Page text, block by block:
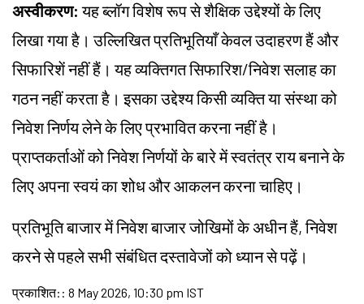
अस्वीकरण: यह ब्लॉग विशेष रूप से शैक्षिक उद्देश्यों के लिए
लिखा गया है। उल्लिखित प्रतिभूतियाँ केवल उदाहरण हैं और
सिफारिशें नहीं हैं। यह व्यक्तिगत सिफारिश/निवेश सलाह का
गठन नहीं करता है। इसका उद्देश्य किसी व्यक्ति या संस्था को
निवेश निर्णय लेने के लिए प्रभावित करना नहीं है।
प्राप्तकर्ताओं को निवेश निर्णयों के बारे में स्वतंत्र राय बनाने के
लिए अपना स्वयं का शोध और आकलन करना चाहिए।
प्रतिभूति बाजार में निवेश बाजार जोखिमों के अधीन हैं, निवेश
करने से पहले सभी संबंधित दस्तावेजों को ध्यान से पढ़ें।
प्रकाशित: : 8 May 2026, 10:30 pm IST